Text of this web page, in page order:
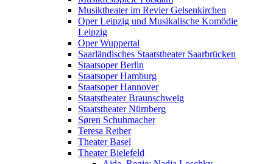
Musiktheater im Revier Gelsenkirchen
Oper Leipzig und Musikalische Komödie
Leipzig
Oper Wuppertal
Saarländisches Staatstheater Saarbrücken
Staatsoper Berlin
Staatsoper Hamburg
Staatsoper Hannover
Staatstheater Braunschweig
Staatstheater Nürnberg
Søren Schuhmacher
Teresa Reiber
Theater Basel
Theater Bielefeld